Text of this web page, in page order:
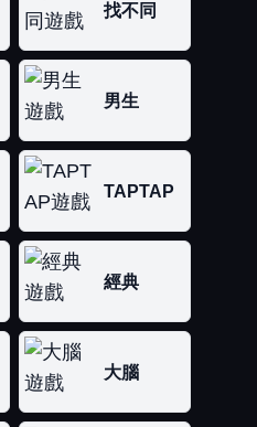
找不同
男生
TAPTAP
經典
大腦